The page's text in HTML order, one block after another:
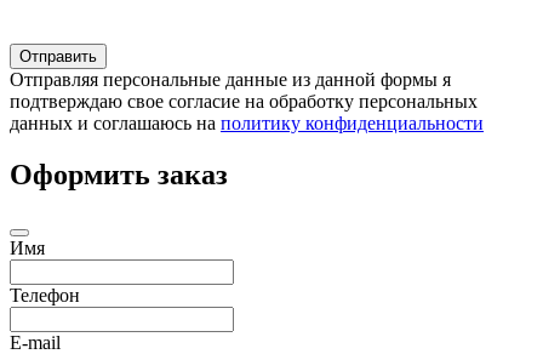
Отправляя персональные данные из данной формы я
подтверждаю свое согласие на обработку персональных
данных и соглашаюсь на политику конфиденциальности
Оформить заказ
Имя
Телефон
E-mail